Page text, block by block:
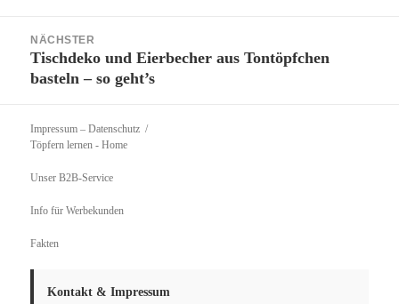
NÄCHSTER
Nächster
Beitrag:
Tischdeko und Eierbecher aus Tontöpfchen
basteln – so geht’s
Impressum – Datenschutz
Töpfern lernen - Home
Unser B2B-Service
Info für Werbekunden
Fakten
Kontakt & Impressum